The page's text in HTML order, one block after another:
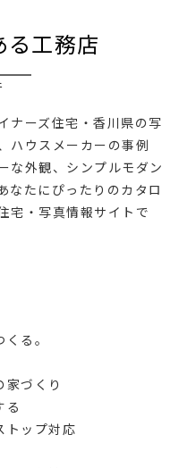
る工務店
ナーズ住宅・香川県の写
ハウスメーカーの事例
な外観、シンプルモダン
なたにぴったりのカタロ
宅・写真情報サイトで
る。
づくり
る
トップ対応